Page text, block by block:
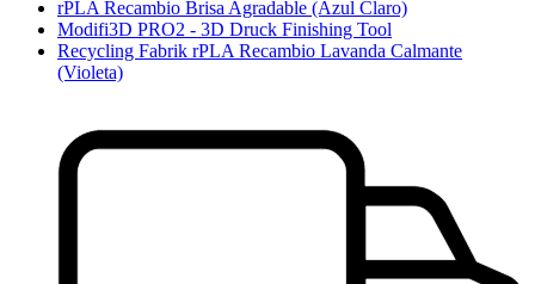
rPLA Recambio Brisa Agradable (Azul Claro)
Modifi3D PRO2 - 3D Druck Finishing Tool
Recycling Fabrik rPLA Recambio Lavanda Calmante
(Violeta)